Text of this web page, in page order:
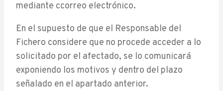
mediante ccorreo electrónico.
En el supuesto de que el Responsable del
Fichero considere que no procede acceder a lo
solicitado por el afectado, se lo comunicará
exponiendo los motivos y dentro del plazo
señalado en el apartado anterior.